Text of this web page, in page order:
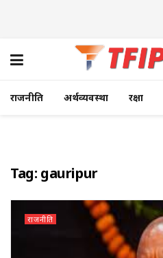
राजनीति अर्थव्यवस्था रक्षा
Tag: gauripur
राजनीति